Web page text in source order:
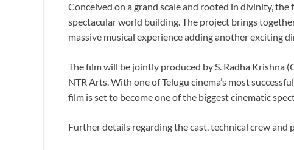
Conceived on a grand scale and rooted in divinity,
spectacular world building. The project brings
massive musical experience adding another exciting
The film will be jointly produced by S. Radha Krishna
NTR Arts. With one of Telugu cinema’s most
film is set to become one of the biggest cinematic
Further details regarding the cast, technical crew